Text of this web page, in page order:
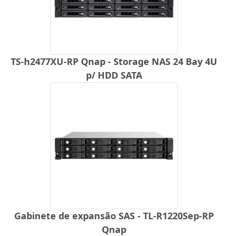
TS-h2477XU-RP Qnap - Storage NAS 24 Bay 4U
p/ HDD SATA
Gabinete de expansão SAS - TL-R1220Sep-RP
Qnap